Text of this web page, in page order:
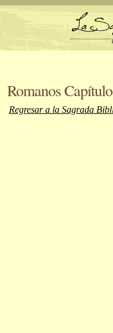
Romanos
Regresar a la Sagrada